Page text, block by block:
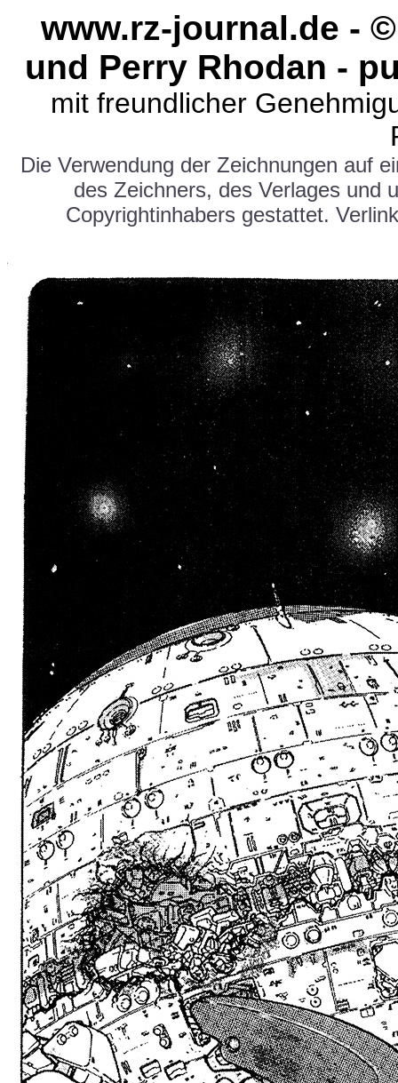
www.rz-journal.de -
und Perry Rhodan -
mit freundlicher
Die Verwendung der Zeichnungen auf
des Zeichners, des Verlages und
Copyrightinhabers gestattet.